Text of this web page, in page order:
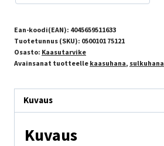
Ean-koodi(EAN): 4045659511633
Tuotetunnus (SKU): 0500101 75121
Osasto: Kaasutarvike
Avainsanat tuotteelle kaasuhana, sulkuhana
Kuvaus
Kuvaus